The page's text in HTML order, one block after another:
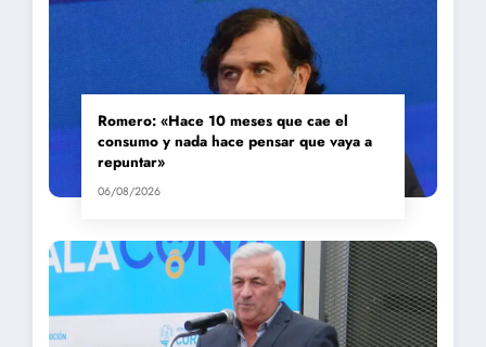
Romero: «Hace 10 meses que cae el
consumo y nada hace pensar que vaya a
repuntar»
06/08/2026